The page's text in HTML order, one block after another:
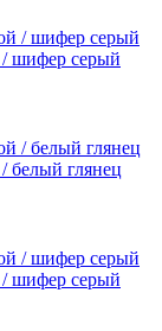
шифер серый
глянец
шифер серый